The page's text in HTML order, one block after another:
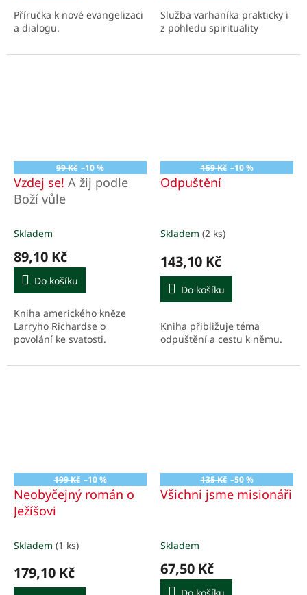
Příručka k nové evangelizaci
a dialogu.
Služba varhaníka prakticky i
z pohledu spirituality
99 Kč –10 %
Vzdej se! A žij podle
Boží vůle
Skladem
89,10 Kč
Do košíku
Kniha amerického kněze
Larryho Richardse o
povolání ke svatosti.
159 Kč –10 %
Odpuštění
Skladem (2 ks)
143,10 Kč
Do košíku
Kniha přibližuje téma
odpuštění a cestu k němu.
199 Kč –10 %
Neobyčejný román o
Ježíšovi
Skladem (1 ks)
179,10 Kč
135 Kč –50 %
Všichni jsme misionáři
Skladem
67,50 Kč